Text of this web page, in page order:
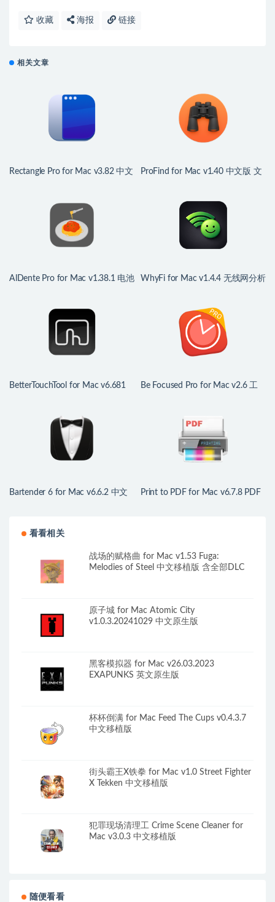
收藏 海报 链接
相关文章
Rectangle Pro for Mac v3.82 中文
ProFind for Mac v1.40 中文版 文
AlDente Pro for Mac v1.38.1 电池
WhyFi for Mac v1.4.4 无线网分析
BetterTouchTool for Mac v6.681
Be Focused Pro for Mac v2.6 工
Bartender 6 for Mac v6.6.2 中文
Print to PDF for Mac v6.7.8 PDF
看看相关
战场的赋格曲 for Mac v1.53 Fuga:
Melodies of Steel 中文移植版 含全部DLC
原子城 for Mac Atomic City
v1.0.3.20241029 中文原生版
黑客模拟器 for Mac v26.03.2023
EXAPUNKS 英文原生版
杯杯倒满 for Mac Feed The Cups v0.4.3.7
中文移植版
街头霸王X铁拳 for Mac v1.0 Street Fighter
X Tekken 中文移植版
犯罪现场清理工 Crime Scene Cleaner for
Mac v3.0.3 中文移植版
随便看看